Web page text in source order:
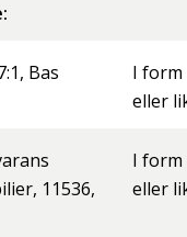
Bas
I form
eller
11536,
I form
eller